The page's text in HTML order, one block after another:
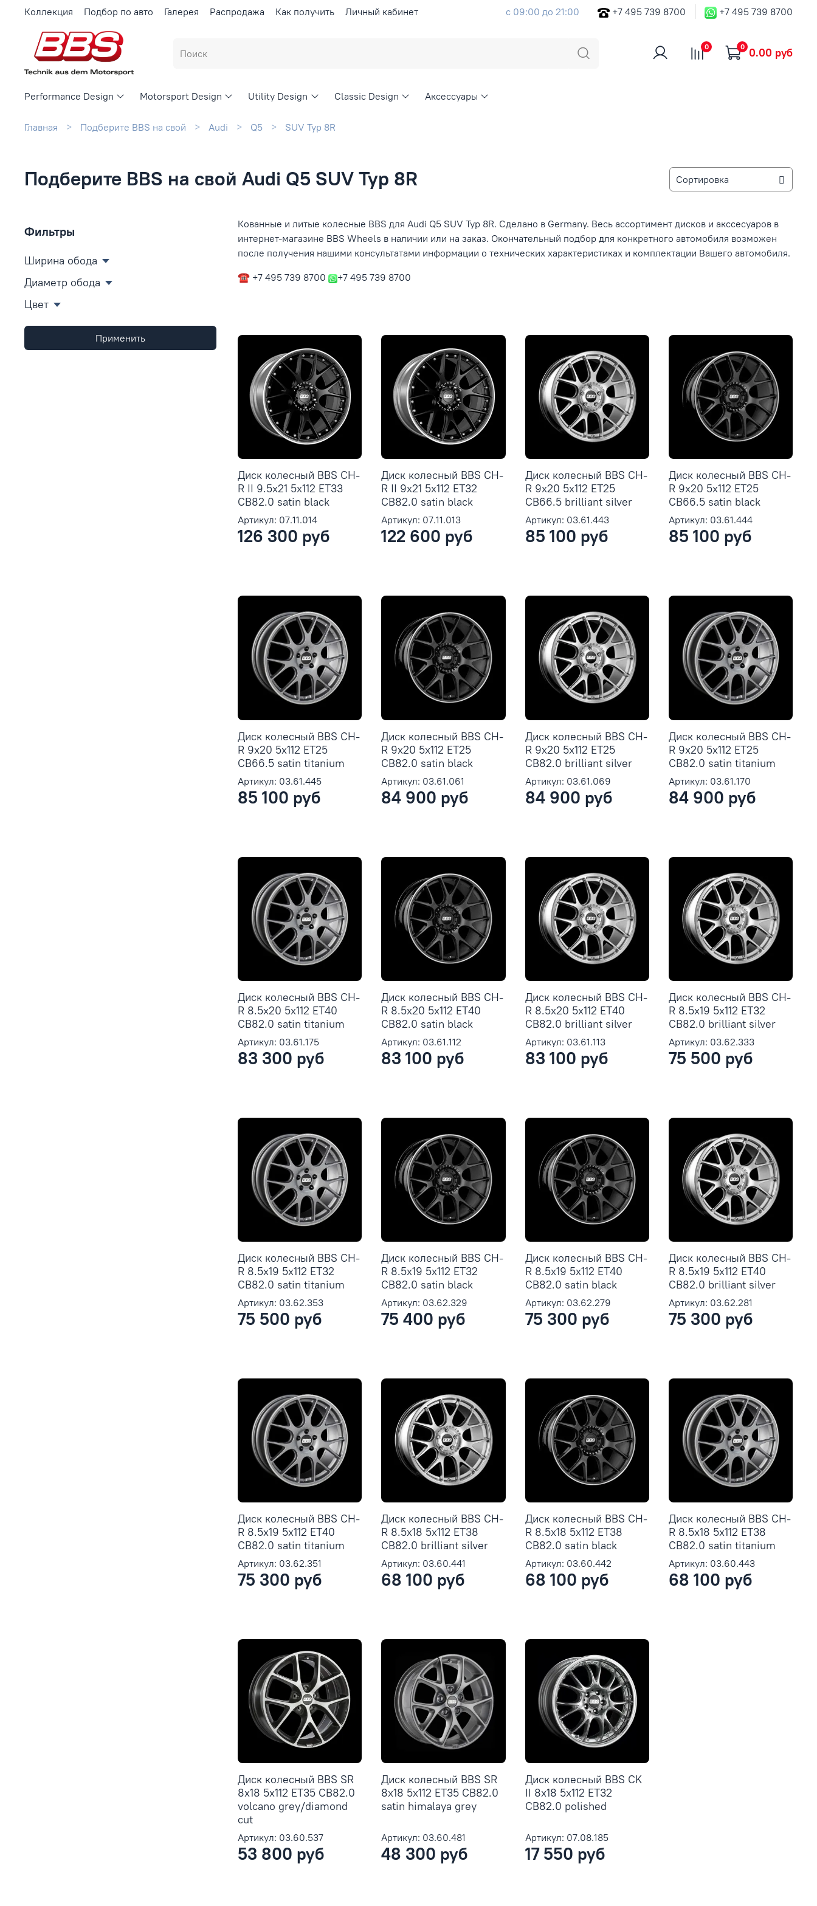
Коллекция Подбор по авто Галерея Распродажа Как получить Личный кабинет с 09:00 до 21:00 +7 495 739 8700 +7 495 739 8700
0 0 0.00 руб
Performance Design Motorsport Design Utility Design Classic Design Аксессуары
Главная Подберите BBS на свой Audi Q5 SUV Typ 8R
Подберите BBS на свой Audi Q5 SUV Typ 8R
Кованные и литые колесные BBS для Audi Q5 SUV Typ 8R. Сделано в Germany. Весь ассортимент дисков и акссесуаров в
интернет-магазине BBS Wheels в наличии или на заказ. Окончательный подбор для конкретного автомобиля возможен
после получения нашими консультатами информации о технических характеристиках и комплектации Вашего автомобиля.
☎ +7 495 739 8700
+7 495 739 8700
Диск колесный BBS CH-
R II 9.5x21 5x112 ET33
CB82.0 satin black
Артикул: 07.11.014
126 300 руб
Диск колесный BBS CH-
R II 9x21 5x112 ET32
CB82.0 satin black
Артикул: 07.11.013
122 600 руб
Диск колесный BBS CH-
R 9x20 5x112 ET25
CB66.5 brilliant silver
Артикул: 03.61.443
85 100 руб
Диск колесный BBS CH-
R 9x20 5x112 ET25
CB66.5 satin black
Артикул: 03.61.444
85 100 руб
Диск колесный BBS CH-
R 9x20 5x112 ET25
CB66.5 satin titanium
Артикул: 03.61.445
85 100 руб
Диск колесный BBS CH-
R 9x20 5x112 ET25
CB82.0 satin black
Артикул: 03.61.061
84 900 руб
Диск колесный BBS CH-
R 9x20 5x112 ET25
CB82.0 brilliant silver
Артикул: 03.61.069
84 900 руб
Диск колесный BBS CH-
R 9x20 5x112 ET25
CB82.0 satin titanium
Артикул: 03.61.170
84 900 руб
Диск колесный BBS CH-
R 8.5x20 5x112 ET40
CB82.0 satin titanium
Артикул: 03.61.175
83 300 руб
Диск колесный BBS CH-
R 8.5x20 5x112 ET40
CB82.0 satin black
Артикул: 03.61.112
83 100 руб
Диск колесный BBS CH-
R 8.5x20 5x112 ET40
CB82.0 brilliant silver
Артикул: 03.61.113
83 100 руб
Диск колесный BBS CH-
R 8.5x19 5x112 ET32
CB82.0 brilliant silver
Артикул: 03.62.333
75 500 руб
Диск колесный BBS CH-
R 8.5x19 5x112 ET32
CB82.0 satin titanium
Артикул: 03.62.353
75 500 руб
Диск колесный BBS CH-
R 8.5x19 5x112 ET32
CB82.0 satin black
Артикул: 03.62.329
75 400 руб
Диск колесный BBS CH-
R 8.5x19 5x112 ET40
CB82.0 satin black
Артикул: 03.62.279
75 300 руб
Диск колесный BBS CH-
R 8.5x19 5x112 ET40
CB82.0 brilliant silver
Артикул: 03.62.281
75 300 руб
Диск колесный BBS CH-
R 8.5x19 5x112 ET40
CB82.0 satin titanium
Артикул: 03.62.351
75 300 руб
Диск колесный BBS CH-
R 8.5x18 5x112 ET38
CB82.0 brilliant silver
Артикул: 03.60.441
68 100 руб
Диск колесный BBS CH-
R 8.5x18 5x112 ET38
CB82.0 satin black
Артикул: 03.60.442
68 100 руб
Диск колесный BBS CH-
R 8.5x18 5x112 ET38
CB82.0 satin titanium
Артикул: 03.60.443
68 100 руб
Диск колесный BBS SR
8x18 5x112 ET35 CB82.0
volcano grey/diamond
cut
Артикул: 03.60.537
53 800 руб
Диск колесный BBS SR
8x18 5x112 ET35 CB82.0
satin himalaya grey
Артикул: 03.60.481
48 300 руб
Диск колесный BBS CK
II 8x18 5x112 ET32
CB82.0 polished
Артикул: 07.08.185
17 550 руб
Фильтры
Ширина обода
Диаметр обода
Цвет
Применить